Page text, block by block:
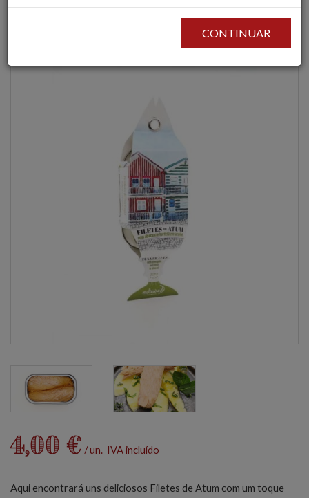
4,00 € / un. IVA incluído
Aqui encontrará uns deliciosos Filetes de Atum com um toque
CONTINUAR